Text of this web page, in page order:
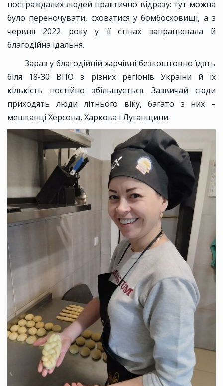
постраждалих людей практично відразу: тут можна
було переночувати, сховатися у бомбосховищі, а з
червня 2022 року у її стінах запрацювала й
благодійна їдальня.
Зараз у благодійній харчівні безкоштовно їдять
біля 18-30 ВПО з різних регіонів України й їх
кількість постійно збільшується. Зазвичай сюди
приходять люди літнього віку, багато з них –
мешканці Херсона, Харкова і Луганщини.